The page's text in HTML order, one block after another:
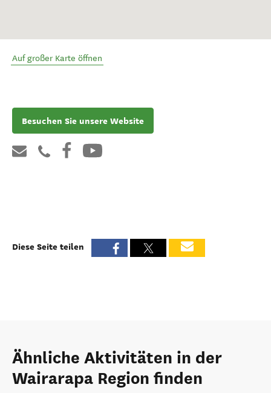
Auf großer Karte öffnen
Besuchen Sie unsere Website
Diese Seite teilen
Ähnliche Aktivitäten in der
Wairarapa Region finden